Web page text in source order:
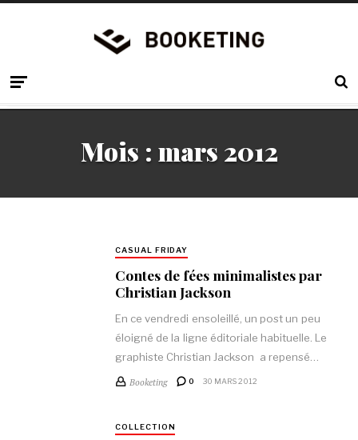
Mois : mars 2012
CASUAL FRIDAY
Contes de fées minimalistes par
Christian Jackson
En ce vendredi ensoleillé, un post un peu
éloigné de la ligne éditoriale habituelle. Le
graphiste Christian Jackson a repensé…
Booketing 0 30 MARS 2012
COLLECTION